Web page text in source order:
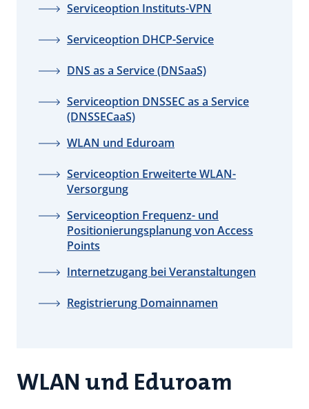
Serviceoption Instituts-VPN
Serviceoption DHCP-Service
DNS as a Service (DNSaaS)
Serviceoption DNSSEC as a Service
(DNSSECaaS)
WLAN und Eduroam
Serviceoption Erweiterte WLAN-
Versorgung
Serviceoption Frequenz- und
Positionierungsplanung von Access
Points
Internetzugang bei Veranstaltungen
Registrierung Domainnamen
WLAN und Eduroam